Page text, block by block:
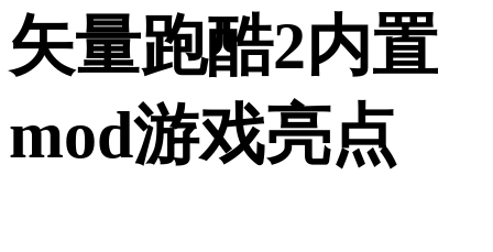
矢量跑酷2内置
mod游戏亮点